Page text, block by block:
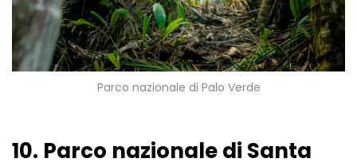
Parco nazionale di Palo Verde
10. Parco nazionale di Santa